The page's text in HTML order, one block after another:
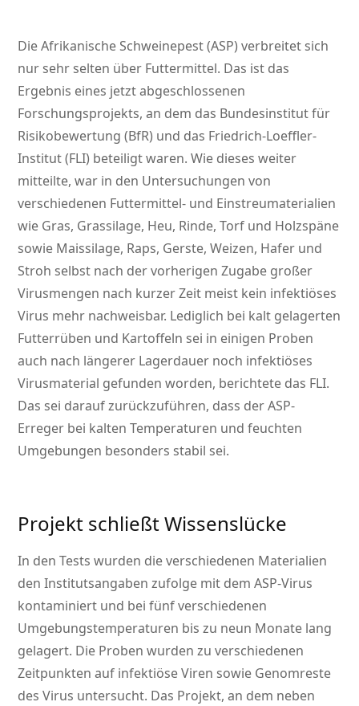
Die Afrikanische Schweinepest (ASP) verbreitet sich
nur sehr selten über Futtermittel. Das ist das
Ergebnis eines jetzt abgeschlossenen
Forschungsprojekts, an dem das Bundesinstitut für
Risikobewertung (BfR) und das Friedrich-Loeffler-
Institut (FLI) beteiligt waren. Wie dieses weiter
mitteilte, war in den Untersuchungen von
verschiedenen Futtermittel- und Einstreumaterialien
wie Gras, Grassilage, Heu, Rinde, Torf und Holzspäne
sowie Maissilage, Raps, Gerste, Weizen, Hafer und
Stroh selbst nach der vorherigen Zugabe großer
Virusmengen nach kurzer Zeit meist kein infektiöses
Virus mehr nachweisbar. Lediglich bei kalt gelagerten
Futterrüben und Kartoffeln sei in einigen Proben
auch nach längerer Lagerdauer noch infektiöses
Virusmaterial gefunden worden, berichtete das FLI.
Das sei darauf zurückzuführen, dass der ASP-
Erreger bei kalten Temperaturen und feuchten
Umgebungen besonders stabil sei.
Projekt schließt Wissenslücke
In den Tests wurden die verschiedenen Materialien
den Institutsangaben zufolge mit dem ASP-Virus
kontaminiert und bei fünf verschiedenen
Umgebungstemperaturen bis zu neun Monate lang
gelagert. Die Proben wurden zu verschiedenen
Zeitpunkten auf infektiöse Viren sowie Genomreste
des Virus untersucht. Das Projekt, an dem neben